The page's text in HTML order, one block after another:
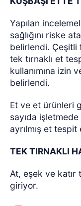
Yapılan
sağlığını riske
belirlendi. Çeşitli
tek tırnaklı et
kullanımına izin
belirlendi.
Et ve et ürünleri
sayıda
ayrılmış et tespit
TEK TIRNAKLI
At, eşek ve katır
giriyor.